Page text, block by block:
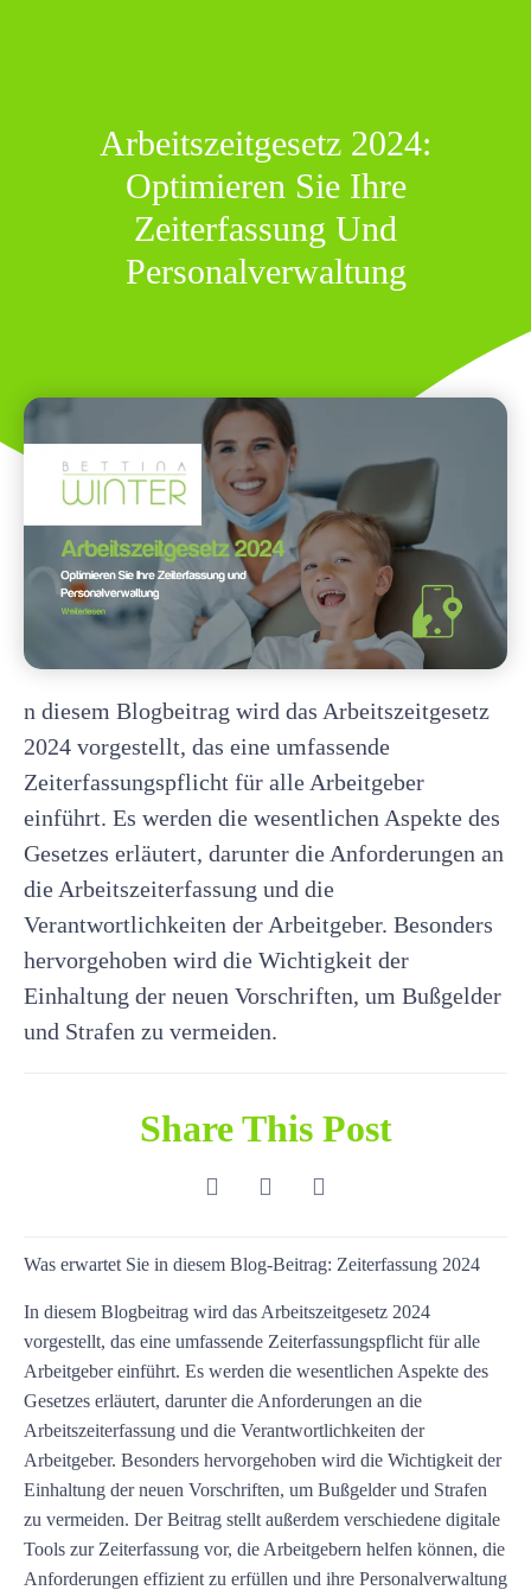
Arbeitszeitgesetz 2024:
Optimieren Sie Ihre
Zeiterfassung Und
Personalverwaltung
n diesem Blogbeitrag wird das Arbeitszeitgesetz
2024 vorgestellt, das eine umfassende
Zeiterfassungspflicht für alle Arbeitgeber
einführt. Es werden die wesentlichen Aspekte des
Gesetzes erläutert, darunter die Anforderungen an
die Arbeitszeiterfassung und die
Verantwortlichkeiten der Arbeitgeber. Besonders
hervorgehoben wird die Wichtigkeit der
Einhaltung der neuen Vorschriften, um Bußgelder
und Strafen zu vermeiden.
Share This Post
Was erwartet Sie in diesem Blog-Beitrag: Zeiterfassung 2024
In diesem Blogbeitrag wird das Arbeitszeitgesetz 2024
vorgestellt, das eine umfassende Zeiterfassungspflicht für alle
Arbeitgeber einführt. Es werden die wesentlichen Aspekte des
Gesetzes erläutert, darunter die Anforderungen an die
Arbeitszeiterfassung und die Verantwortlichkeiten der
Arbeitgeber. Besonders hervorgehoben wird die Wichtigkeit der
Einhaltung der neuen Vorschriften, um Bußgelder und Strafen
zu vermeiden. Der Beitrag stellt außerdem verschiedene digitale
Tools zur Zeiterfassung vor, die Arbeitgebern helfen können, die
Anforderungen effizient zu erfüllen und ihre Personalverwaltung